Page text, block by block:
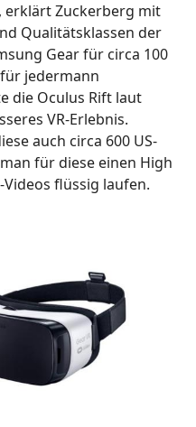
erklärt Zuckerberg mit
Qualitätsklassen der
Gear für circa 100
jedermann
die Oculus Rift laut
VR-Erlebnis.
auch circa 600 US-
für diese einen High
Videos flüssig laufen.